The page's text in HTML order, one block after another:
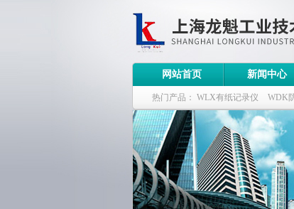
网站首页 新闻中心
热门产品： WLX有纸记录仪 WDK
WDK流量定量控制柜 WB-2100定量